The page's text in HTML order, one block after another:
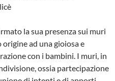
la sua presenza sui muri
origine ad una gioiosa e
con i bambini. I muri, in
ossia partecipazione